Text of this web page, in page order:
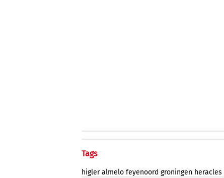
Tags
higler almelo feyenoord groningen heracles